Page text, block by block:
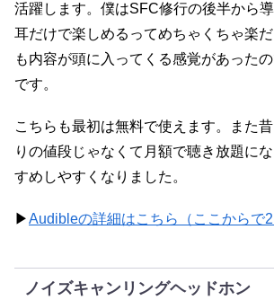
活躍します。僕はSFC修行の後半から導
耳だけで楽しめるってめちゃくちゃ楽
も内容が頭に入ってくる感覚があった
です。
こちらも最初は無料で使えます。また
りの値段じゃなくて月額で聴き放題に
すめしやすくなりました。
▶Audibleの詳細はこちら（ここからで2
ノイズキャンリングヘッドホン